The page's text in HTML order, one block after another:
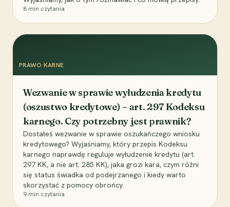
8 min czytania
PRAWO KARNE
Wezwanie w sprawie wyłudzenia kredytu
(oszustwo kredytowe) – art. 297 Kodeksu
karnego. Czy potrzebny jest prawnik?
Dostałeś wezwanie w sprawie oszukańczego wniosku
kredytowego? Wyjaśniamy, który przepis Kodeksu
karnego naprawdę reguluje wyłudzenie kredytu (art.
297 KK, a nie art. 285 KK), jaka grozi kara, czym różni
się status świadka od podejrzanego i kiedy warto
skorzystać z pomocy obrońcy.
9 min czytania